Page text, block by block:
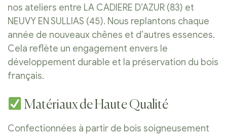
nos ateliers entre LA CADIERE D’AZUR (83) et
NEUVY EN SULLIAS (45). Nous replantons chaque
année de nouveaux chênes et d’autres essences.
Cela reflète un engagement envers le
développement durable et la préservation du bois
français.
Matériaux de Haute Qualité
Confectionnées à partir de bois soigneusement